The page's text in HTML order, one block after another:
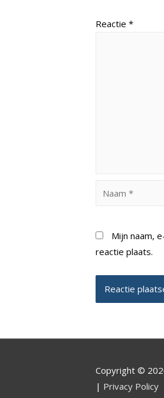
Reactie *
Mijn naam,
reactie plaats.
Copyright ©
| Privacy Policy